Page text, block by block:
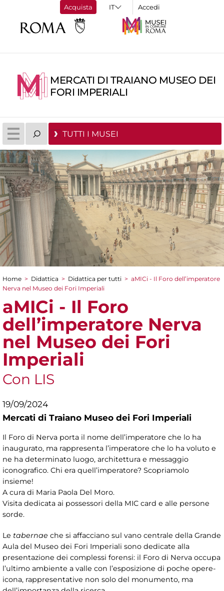
Acquista Accedi
MERCATI DI TRAIANO MUSEO DEI
FORI IMPERIALI
TUTTI I MUSEI
Tu sei qui
Home > Didattica > Didattica per tutti > aMICi - Il Foro dell’imperatore
Nerva nel Museo dei Fori Imperiali
aMICi - Il Foro
dell’imperatore Nerva
nel Museo dei Fori
Imperiali
Con LIS
19/09/2024
Mercati di Traiano Museo dei Fori Imperiali
Il Foro di Nerva porta il nome dell’imperatore che lo ha
inaugurato, ma rappresenta l’imperatore che lo ha voluto e
ne ha determinato luogo, architettura e messaggio
iconografico. Chi era quell’imperatore? Scopriamolo
insieme!
A cura di Maria Paola Del Moro.
Visita dedicata ai possessori della MIC card e alle persone
sorde.
Le tabernae che si affacciano sul vano centrale della Grande
Aula del Museo dei Fori Imperiali sono dedicate alla
presentazione dei complessi forensi: il Foro di Nerva occupa
l’ultimo ambiente a valle con l’esposizione di poche opere-
icona, rappresentative non solo del monumento, ma